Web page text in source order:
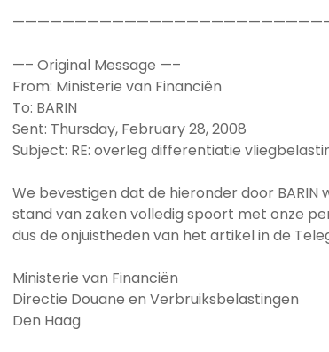
—– Original Message —–
From: Ministerie van Financiën
To: BARIN
Sent: Thursday, February 28, 2008
Subject: RE: overleg differentiatie
We bevestigen dat de hieronder door
stand van zaken volledig spoort met onze
dus de onjuistheden van het artikel in de
Ministerie van Financiën
Directie Douane en Verbruiksbelastingen
Den Haag